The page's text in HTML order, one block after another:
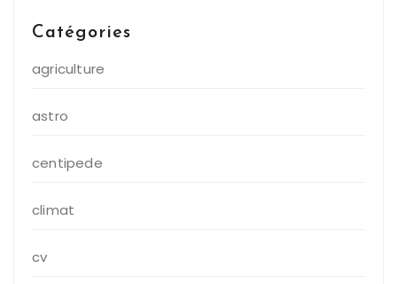
Catégories
agriculture
astro
centipede
climat
cv